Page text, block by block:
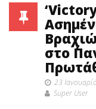
στο
23
Super User